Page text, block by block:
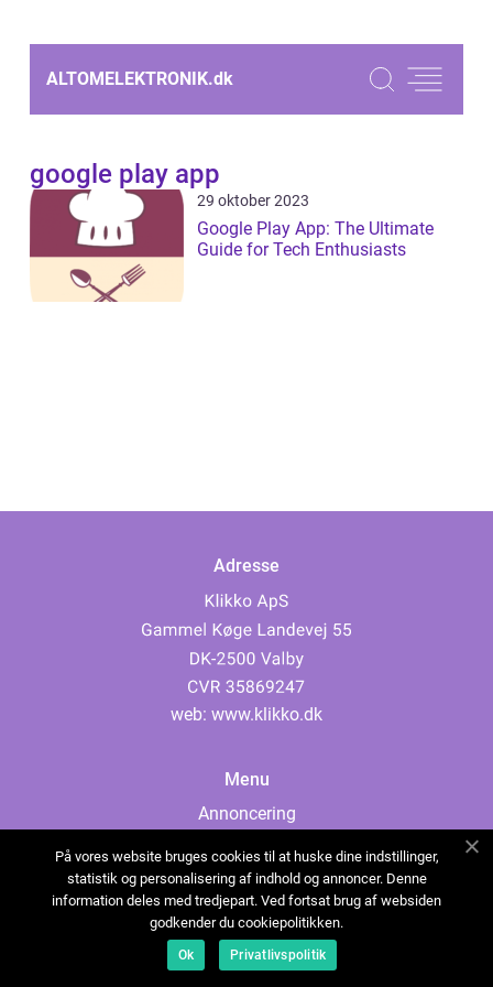
ALTOMELEKTRONIK.dk
google play app
29 oktober 2023
Google Play App: The Ultimate
Guide for Tech Enthusiasts
Adresse
web: www.klikko.dk
Menu
Annoncering
Cookies
Kontakt os
Sitemap
På vores website bruges cookies til at huske dine indstillinger,
statistik og personalisering af indhold og annoncer. Denne
information deles med tredjepart. Ved fortsat brug af websiden
godkender du cookiepolitikken.
Ok Privatlivspolitik